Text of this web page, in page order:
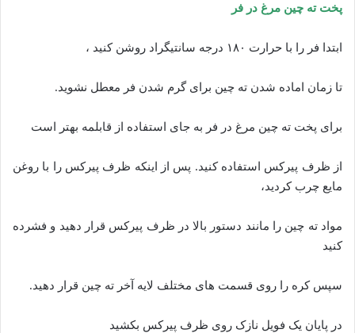
پخت ته چین مرغ در فر
ابتدا فر را با حرارت ۱۸۰ درجه سانتیگراد روشن کنید ،
تا زمان اماده شدن ته چین برای گرم شدن فر معطل نشوید.
برای پخت ته چین مرغ در فر به جای استفاده از قابلمه بهتر است
از ظرف پیرکس استفاده کنید. پس از اینکه ظرف پیرکس را با روغن
مایع چرب کردید،
مواد ته چین را مانند دستور بالا در ظرف پیرکس قرار دهید و فشرده
کنید
سپس کره را روی قسمت های مختلف لایه آخر ته چین قرار دهید.
در پایان یک فویل نازک روی ظرف پیرکس بکشید